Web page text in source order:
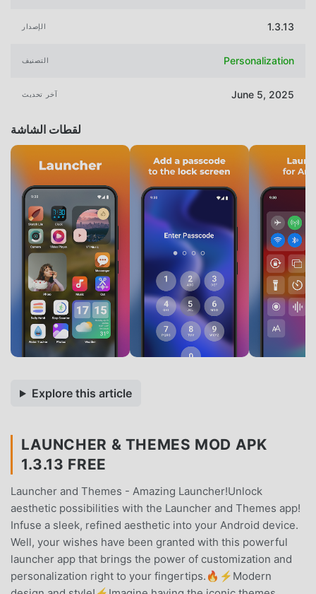
الإصدار 1.3.13
التصنيف Personalization
آخر تحديث June 5, 2025
لقطات الشاشة
Explore this article
LAUNCHER & THEMES MOD APK
1.3.13 FREE
Launcher and Themes - Amazing Launcher!Unlock
aesthetic possibilities with the Launcher and Themes app!
Infuse a sleek, refined aesthetic into your Android device.
Well, your wishes have been granted with this powerful
launcher app that brings the power of customization and
personalization right to your fingertips.🔥⚡Modern